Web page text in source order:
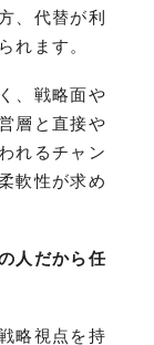
、代替が利
れます。
、戦略面や
層と直接や
れるチャン
軟性が求め
の人だから任
略視点を持